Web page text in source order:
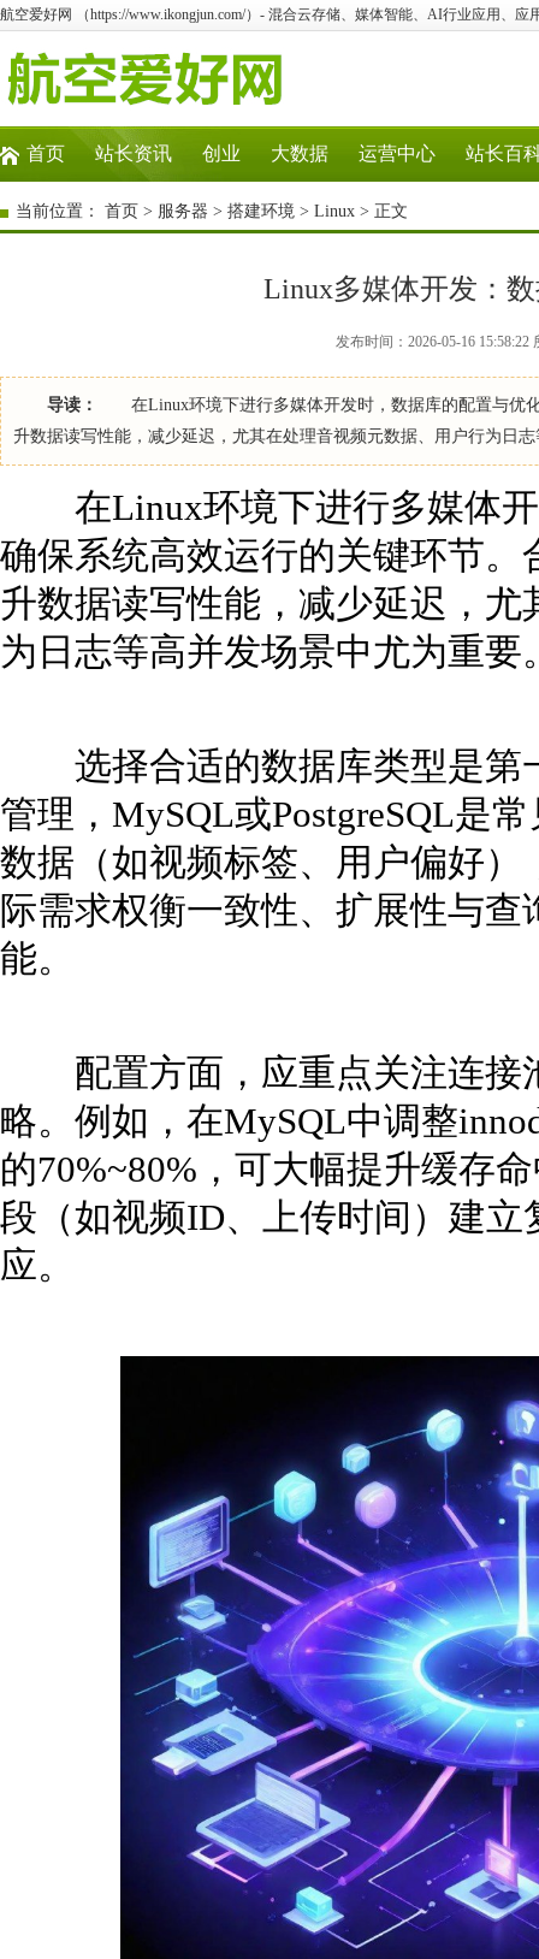
航空爱好网 （https://www.ikongjun.com/）- 混合云存储、媒体智能、AI行业应用、应
首页 站长资讯 创业 大数据 运营中心 站长百
当前位置： 首页 > 服务器 > 搭建环境 > Linux > 正文
Linux多媒体开发：
发布时间：2026-05-16 15:58:22
导读：
在Linux环境下进行多媒体开发时，数据库的配置与优
升数据读写性能，减少延迟，尤其在处理音视频元数据、用户行为
在Linux环境下进行多媒体开
确保系统高效运行的关键环节
升数据读写性能，减少延迟，
为日志等高并发场景中尤为重要
选择合适的数据库类型是第
管理，MySQL或PostgreSQL是
数据（如视频标签、用户偏好
际需求权衡一致性、扩展性与
能。
配置方面，应重点关注连接
略。例如，在MySQL中调整
的70%~80%，可大幅提升缓存
段（如视频ID、上传时间）建
应。